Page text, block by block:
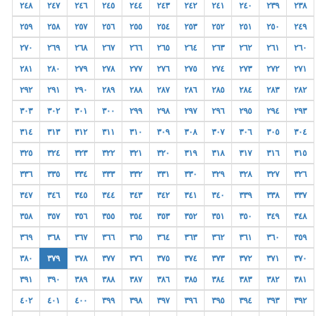
٢٣٨ ٢٣٩ ٢٤٠ ٢٤١ ٢٤٢ ٢٤٣ ٢٤٤ ٢٤٥ ٢٤٦ ٢٤٧ ٢٤٨
٢٤٩ ٢٥٠ ٢٥١ ٢٥٢ ٢٥٣ ٢٥٤ ٢٥٥ ٢٥٦ ٢٥٧ ٢٥٨ ٢٥٩
٢٦٠ ٢٦١ ٢٦٢ ٢٦٣ ٢٦٤ ٢٦٥ ٢٦٦ ٢٦٧ ٢٦٨ ٢٦٩ ٢٧٠
٢٧١ ٢٧٢ ٢٧٣ ٢٧٤ ٢٧٥ ٢٧٦ ٢٧٧ ٢٧٨ ٢٧٩ ٢٨٠ ٢٨١
٢٨٢ ٢٨٣ ٢٨٤ ٢٨٥ ٢٨٦ ٢٨٧ ٢٨٨ ٢٨٩ ٢٩٠ ٢٩١ ٢٩٢
٢٩٣ ٢٩٤ ٢٩٥ ٢٩٦ ٢٩٧ ٢٩٨ ٢٩٩ ٣٠٠ ٣٠١ ٣٠٢ ٣٠٣
٣٠٤ ٣٠٥ ٣٠٦ ٣٠٧ ٣٠٨ ٣٠٩ ٣١٠ ٣١١ ٣١٢ ٣١٣ ٣١٤
٣١٥ ٣١٦ ٣١٧ ٣١٨ ٣١٩ ٣٢٠ ٣٢١ ٣٢٢ ٣٢٣ ٣٢٤ ٣٢٥
٣٢٦ ٣٢٧ ٣٢٨ ٣٢٩ ٣٣٠ ٣٣١ ٣٣٢ ٣٣٣ ٣٣٤ ٣٣٥ ٣٣٦
٣٣٧ ٣٣٨ ٣٣٩ ٣٤٠ ٣٤١ ٣٤٢ ٣٤٣ ٣٤٤ ٣٤٥ ٣٤٦ ٣٤٧
٣٤٨ ٣٤٩ ٣٥٠ ٣٥١ ٣٥٢ ٣٥٣ ٣٥٤ ٣٥٥ ٣٥٦ ٣٥٧ ٣٥٨
٣٥٩ ٣٦٠ ٣٦١ ٣٦٢ ٣٦٣ ٣٦٤ ٣٦٥ ٣٦٦ ٣٦٧ ٣٦٨ ٣٦٩
٣٧٠ ٣٧١ ٣٧٢ ٣٧٣ ٣٧٤ ٣٧٥ ٣٧٦ ٣٧٧ ٣٧٨ ٣٧٩ ٣٨٠
٣٨١ ٣٨٢ ٣٨٣ ٣٨٤ ٣٨٥ ٣٨٦ ٣٨٧ ٣٨٨ ٣٨٩ ٣٩٠ ٣٩١
٣٩٢ ٣٩٣ ٣٩٤ ٣٩٥ ٣٩٦ ٣٩٧ ٣٩٨ ٣٩٩ ٤٠٠ ٤٠١ ٤٠٢